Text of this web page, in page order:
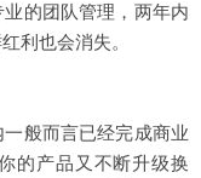
的团队管理，两年内
利也会消失。
般而言已经完成商业
的产品又不断升级换